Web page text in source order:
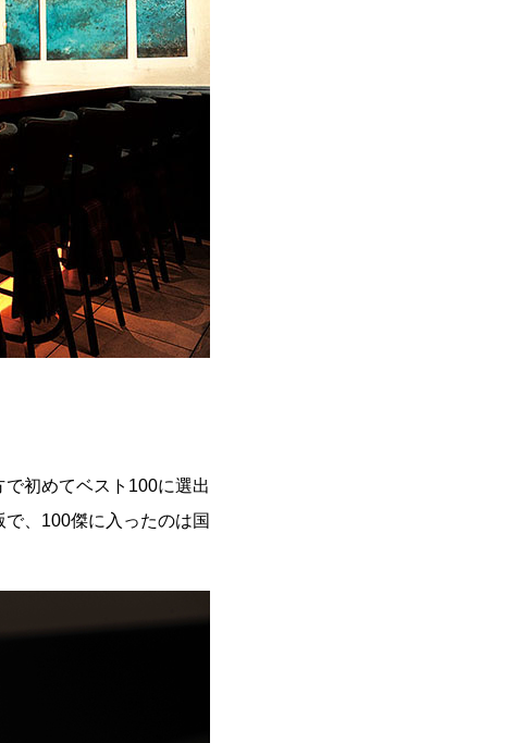
初めてベスト100に選出
、100傑に入ったのは国